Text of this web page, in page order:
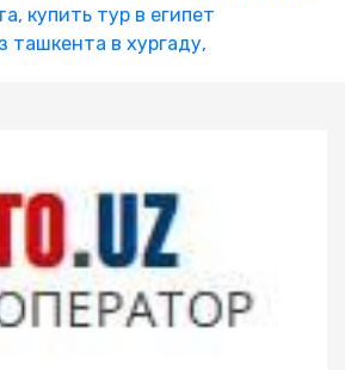
купить тур в египет
ташкента в хургаду,